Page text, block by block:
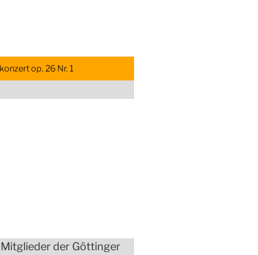
op. 26 Nr. 1
der Göttinger